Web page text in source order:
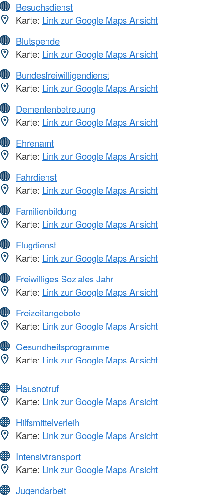
Besuchsdienst
Karte: Link zur Google Maps Ansicht
Blutspende
Karte: Link zur Google Maps Ansicht
Bundesfreiwilligendienst
Karte: Link zur Google Maps Ansicht
Dementenbetreuung
Karte: Link zur Google Maps Ansicht
Ehrenamt
Karte: Link zur Google Maps Ansicht
Fahrdienst
Karte: Link zur Google Maps Ansicht
Familienbildung
Karte: Link zur Google Maps Ansicht
Flugdienst
Karte: Link zur Google Maps Ansicht
Freiwilliges Soziales Jahr
Karte: Link zur Google Maps Ansicht
Freizeitangebote
Karte: Link zur Google Maps Ansicht
Gesundheitsprogramme
Karte: Link zur Google Maps Ansicht
Hausnotruf
Karte: Link zur Google Maps Ansicht
Hilfsmittelverleih
Karte: Link zur Google Maps Ansicht
Intensivtransport
Karte: Link zur Google Maps Ansicht
Jugendarbeit